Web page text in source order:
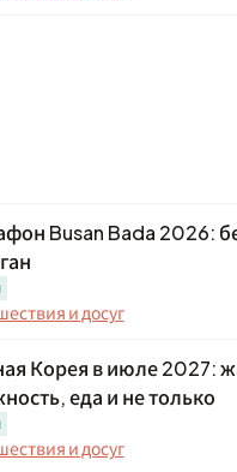
Busan Bada 2026:
и досуг
Корея в июле 2027:
еда и не только
и досуг